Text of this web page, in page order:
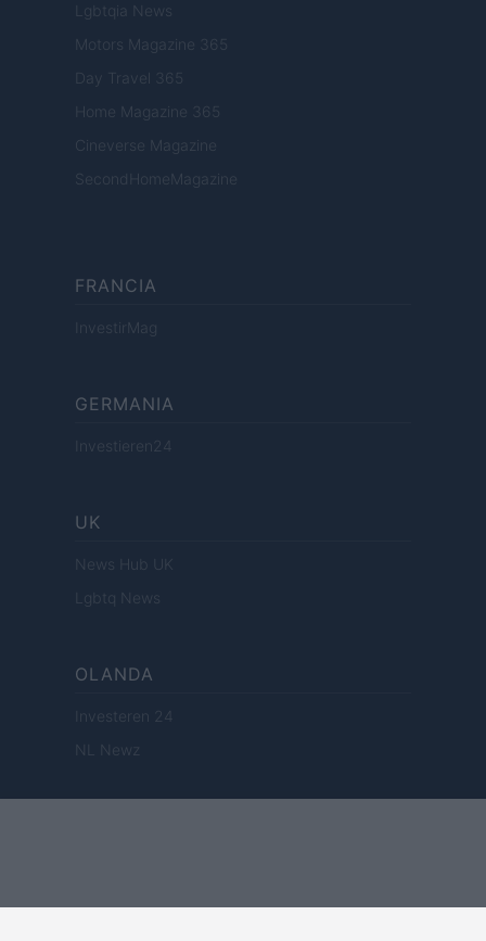
Lgbtqia News
Motors Magazine 365
Day Travel 365
Home Magazine 365
Cineverse Magazine
SecondHomeMagazine
FRANCIA
InvestirMag
GERMANIA
Investieren24
UK
News Hub UK
Lgbtq News
OLANDA
Investeren 24
NL Newz